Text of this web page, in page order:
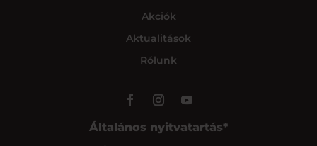
Akciók
Aktualitások
Rólunk
Általános nyitvatartás*